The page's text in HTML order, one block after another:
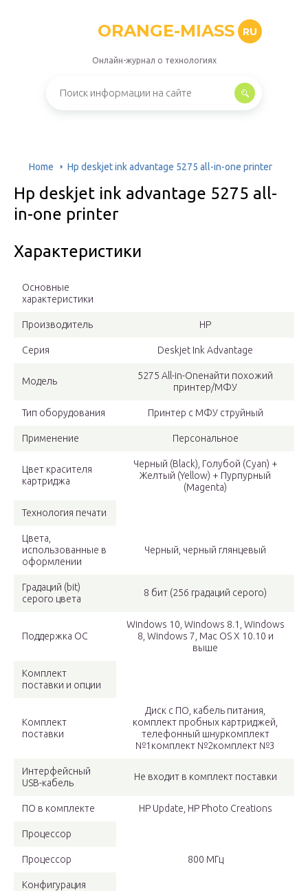
ORANGE-MIASS RU
Онлайн-журнал о технологиях
Home Hp deskjet ink advantage 5275 all-in-one printer
Hp deskjet ink advantage 5275 all-
in-one printer
Характеристики
Основные
характеристики
Производитель HP
Серия Deskjet Ink Advantage
Модель
5275 All-in-Oneнайти похожий
принтер/МФУ
Тип оборудования Принтер с МФУ струйный
Применение Персональное
Цвет красителя
картриджа
Черный (Black), Голубой (Cyan) +
Желтый (Yellow) + Пурпурный
(Magenta)
Технология печати
Цвета,
использованные в
оформлении
Черный, черный глянцевый
Градаций (bit)
серого цвета
8 бит (256 градаций серого)
Поддержка ОС
Windows 10, Windows 8.1, Windows
8, Windows 7, Mac OS X 10.10 и
выше
Комплект
поставки и опции
Комплект
поставки
Диск с ПО, кабель питания,
комплект пробных картриджей,
телефонный шнуркомплект
№1комплект №2комплект №3
Интерфейсный
USB-кабель
Не входит в комплект поставки
ПО в комплекте HP Update, HP Photo Creations
Процессор
Процессор 800 МГц
Конфигурация